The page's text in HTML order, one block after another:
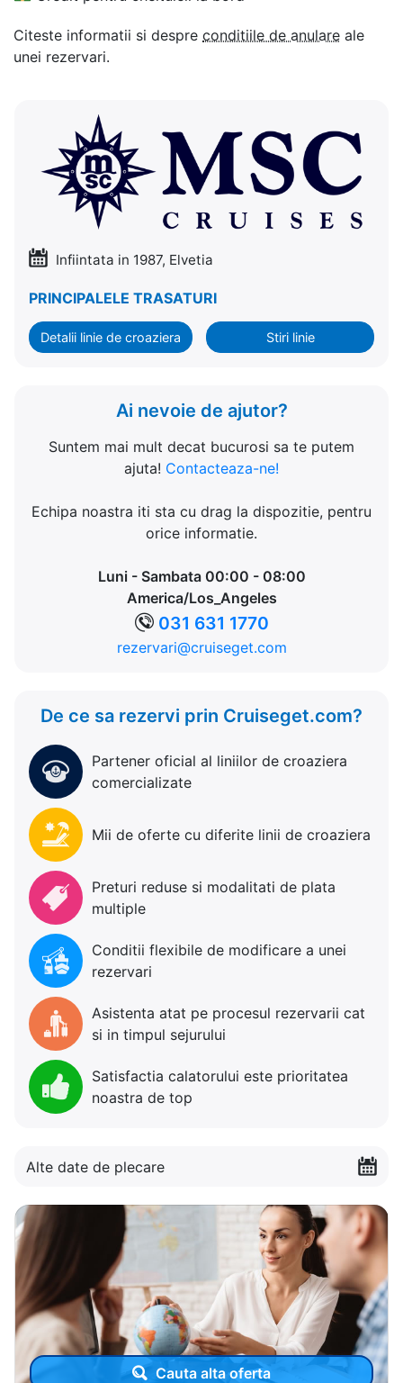
Citeste informatii si despre conditiile de anulare ale
unei rezervari.
Infiintata in 1987, Elvetia
PRINCIPALELE TRASATURI
Detalii linie de croaziera Stiri linie
Ai nevoie de ajutor?
Suntem mai mult decat bucurosi sa te putem
ajuta! Contacteaza-ne!
Echipa noastra iti sta cu drag la dispozitie, pentru
orice informatie.
Luni - Sambata 00:00 - 08:00
America/Los_Angeles
031 631 1770
rezervari@cruiseget.com
De ce sa rezervi prin Cruiseget.com?
Partener oficial al liniilor de croaziera
comercializate
Mii de oferte cu diferite linii de croaziera
Preturi reduse si modalitati de plata
multiple
Conditii flexibile de modificare a unei
rezervari
Asistenta atat pe procesul rezervarii cat
si in timpul sejurului
Satisfactia calatorului este prioritatea
noastra de top
Alte date de plecare
Cauta alta oferta